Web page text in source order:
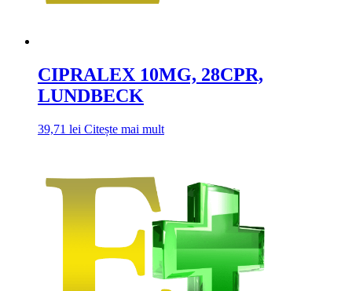
CIPRALEX 10MG, 28CPR,
LUNDBECK
39,71 lei Citește mai mult